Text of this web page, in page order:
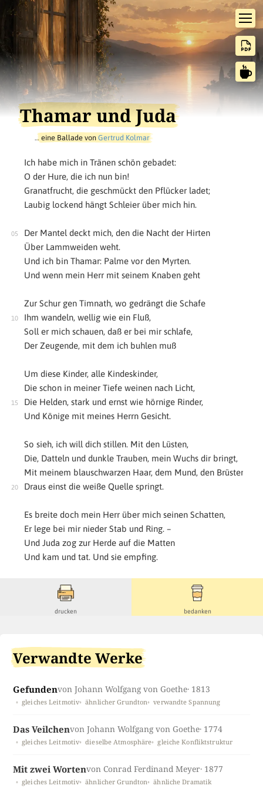
Thamar und Juda
… eine Ballade vonGertrud Kolmar
Ich habe mich in Tränen schön gebadet:
O der Hure, die ich nun bin!
Granatfrucht, die geschmückt den Pflücker ladet;
Laubig lockend hängt Schleier über mich hin.
Der Mantel deckt mich, den die Nacht der Hirten
Über Lammweiden weht.
Und ich bin Thamar: Palme vor den Myrten.
Und wenn mein Herr mit seinem Knaben geht
Zur Schur gen Timnath, wo gedrängt die Schafe
Ihm wandeln, wellig wie ein Fluß,
Soll er mich schauen, daß er bei mir schlafe,
Der Zeugende, mit dem ich buhlen muß
Um diese Kinder, alle Kindeskinder,
Die schon in meiner Tiefe weinen nach Licht,
Die Helden, stark und ernst wie hörnige Rinder,
Und Könige mit meines Herrn Gesicht.
So sieh, ich will dich stillen. Mit den Lüsten,
Die, Datteln und dunkle Trauben, mein Wuchs dir bringt,
Mit meinem blauschwarzen Haar, dem Mund, den Brüsten,
Draus einst die weiße Quelle springt.
Es breite doch mein Herr über mich seinen Schatten,
Er lege bei mir nieder Stab und Ring. –
Und Juda zog zur Herde auf die Matten
Und kam und tat. Und sie empfing.
drucken bedanken
Verwandte Werke
Gefundenvon Johann Wolfgang von Goethe· 1813
gleiches Leitmotiv ähnlicher Grundton verwandte Spannung
Das Veilchenvon Johann Wolfgang von Goethe· 1774
gleiches Leitmotiv dieselbe Atmosphäre gleiche Konfliktstruktur
Mit zwei Wortenvon Conrad Ferdinand Meyer· 1877
gleiches Leitmotiv ähnlicher Grundton ähnliche Dramatik